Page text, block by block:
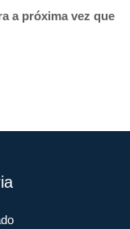
a próxima vez que